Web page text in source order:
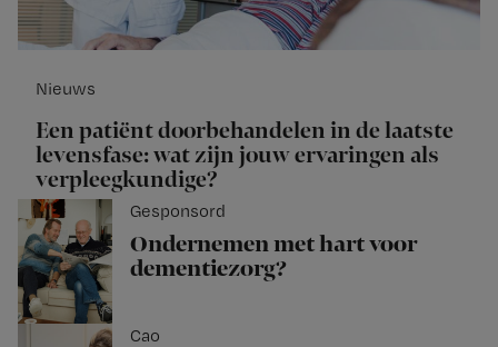
Nieuws
Een patiënt doorbehandelen in de laatste
levensfase: wat zijn jouw ervaringen als
verpleegkundige?
Gesponsord
Ondernemen met hart voor
dementiezorg?
Cao